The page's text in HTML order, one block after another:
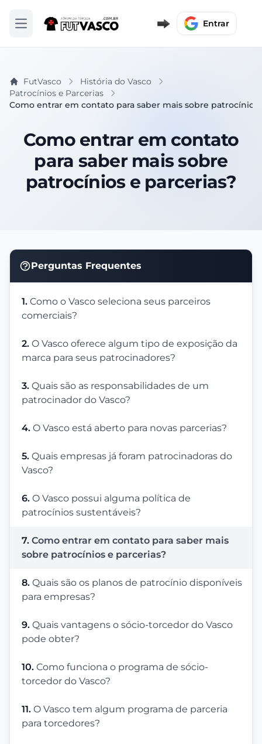
Abrir menu Entrar
FutVasco
História do Vasco
Patrocínios e Parcerias
Como entrar em contato para saber mais sobre patrocínios
Como entrar em contato
para saber mais sobre
patrocínios e parcerias?
Perguntas Frequentes
1. Como o Vasco seleciona seus parceiros
comerciais?
2. O Vasco oferece algum tipo de exposição da
marca para seus patrocinadores?
3. Quais são as responsabilidades de um
patrocinador do Vasco?
4. O Vasco está aberto para novas parcerias?
5. Quais empresas já foram patrocinadoras do
Vasco?
6. O Vasco possui alguma política de
patrocínios sustentáveis?
7. Como entrar em contato para saber mais
sobre patrocínios e parcerias?
8. Quais são os planos de patrocínio disponíveis
para empresas?
9. Quais vantagens o sócio-torcedor do Vasco
pode obter?
10. Como funciona o programa de sócio-
torcedor do Vasco?
11. O Vasco tem algum programa de parceria
para torcedores?